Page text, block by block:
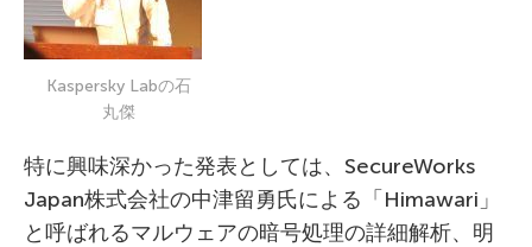
Kaspersky Labの石
丸傑
特に興味深かった発表としては、SecureWorks
Japan株式会社の中津留勇氏による「Himawari」
と呼ばれるマルウェアの暗号処理の詳細解析、明